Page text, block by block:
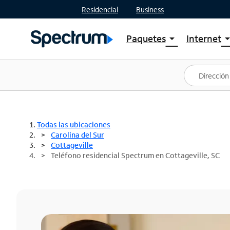
Residencial Business
Paquetesarrow_drop_down
Ver paquetes
Spectrum One
Mejores ofertas
Internetarrow_drop_down
Planes
Todas las ubicaciones
Carolina del Sur
Cottageville
Teléfono residencial Spectrum en Cottageville, SC